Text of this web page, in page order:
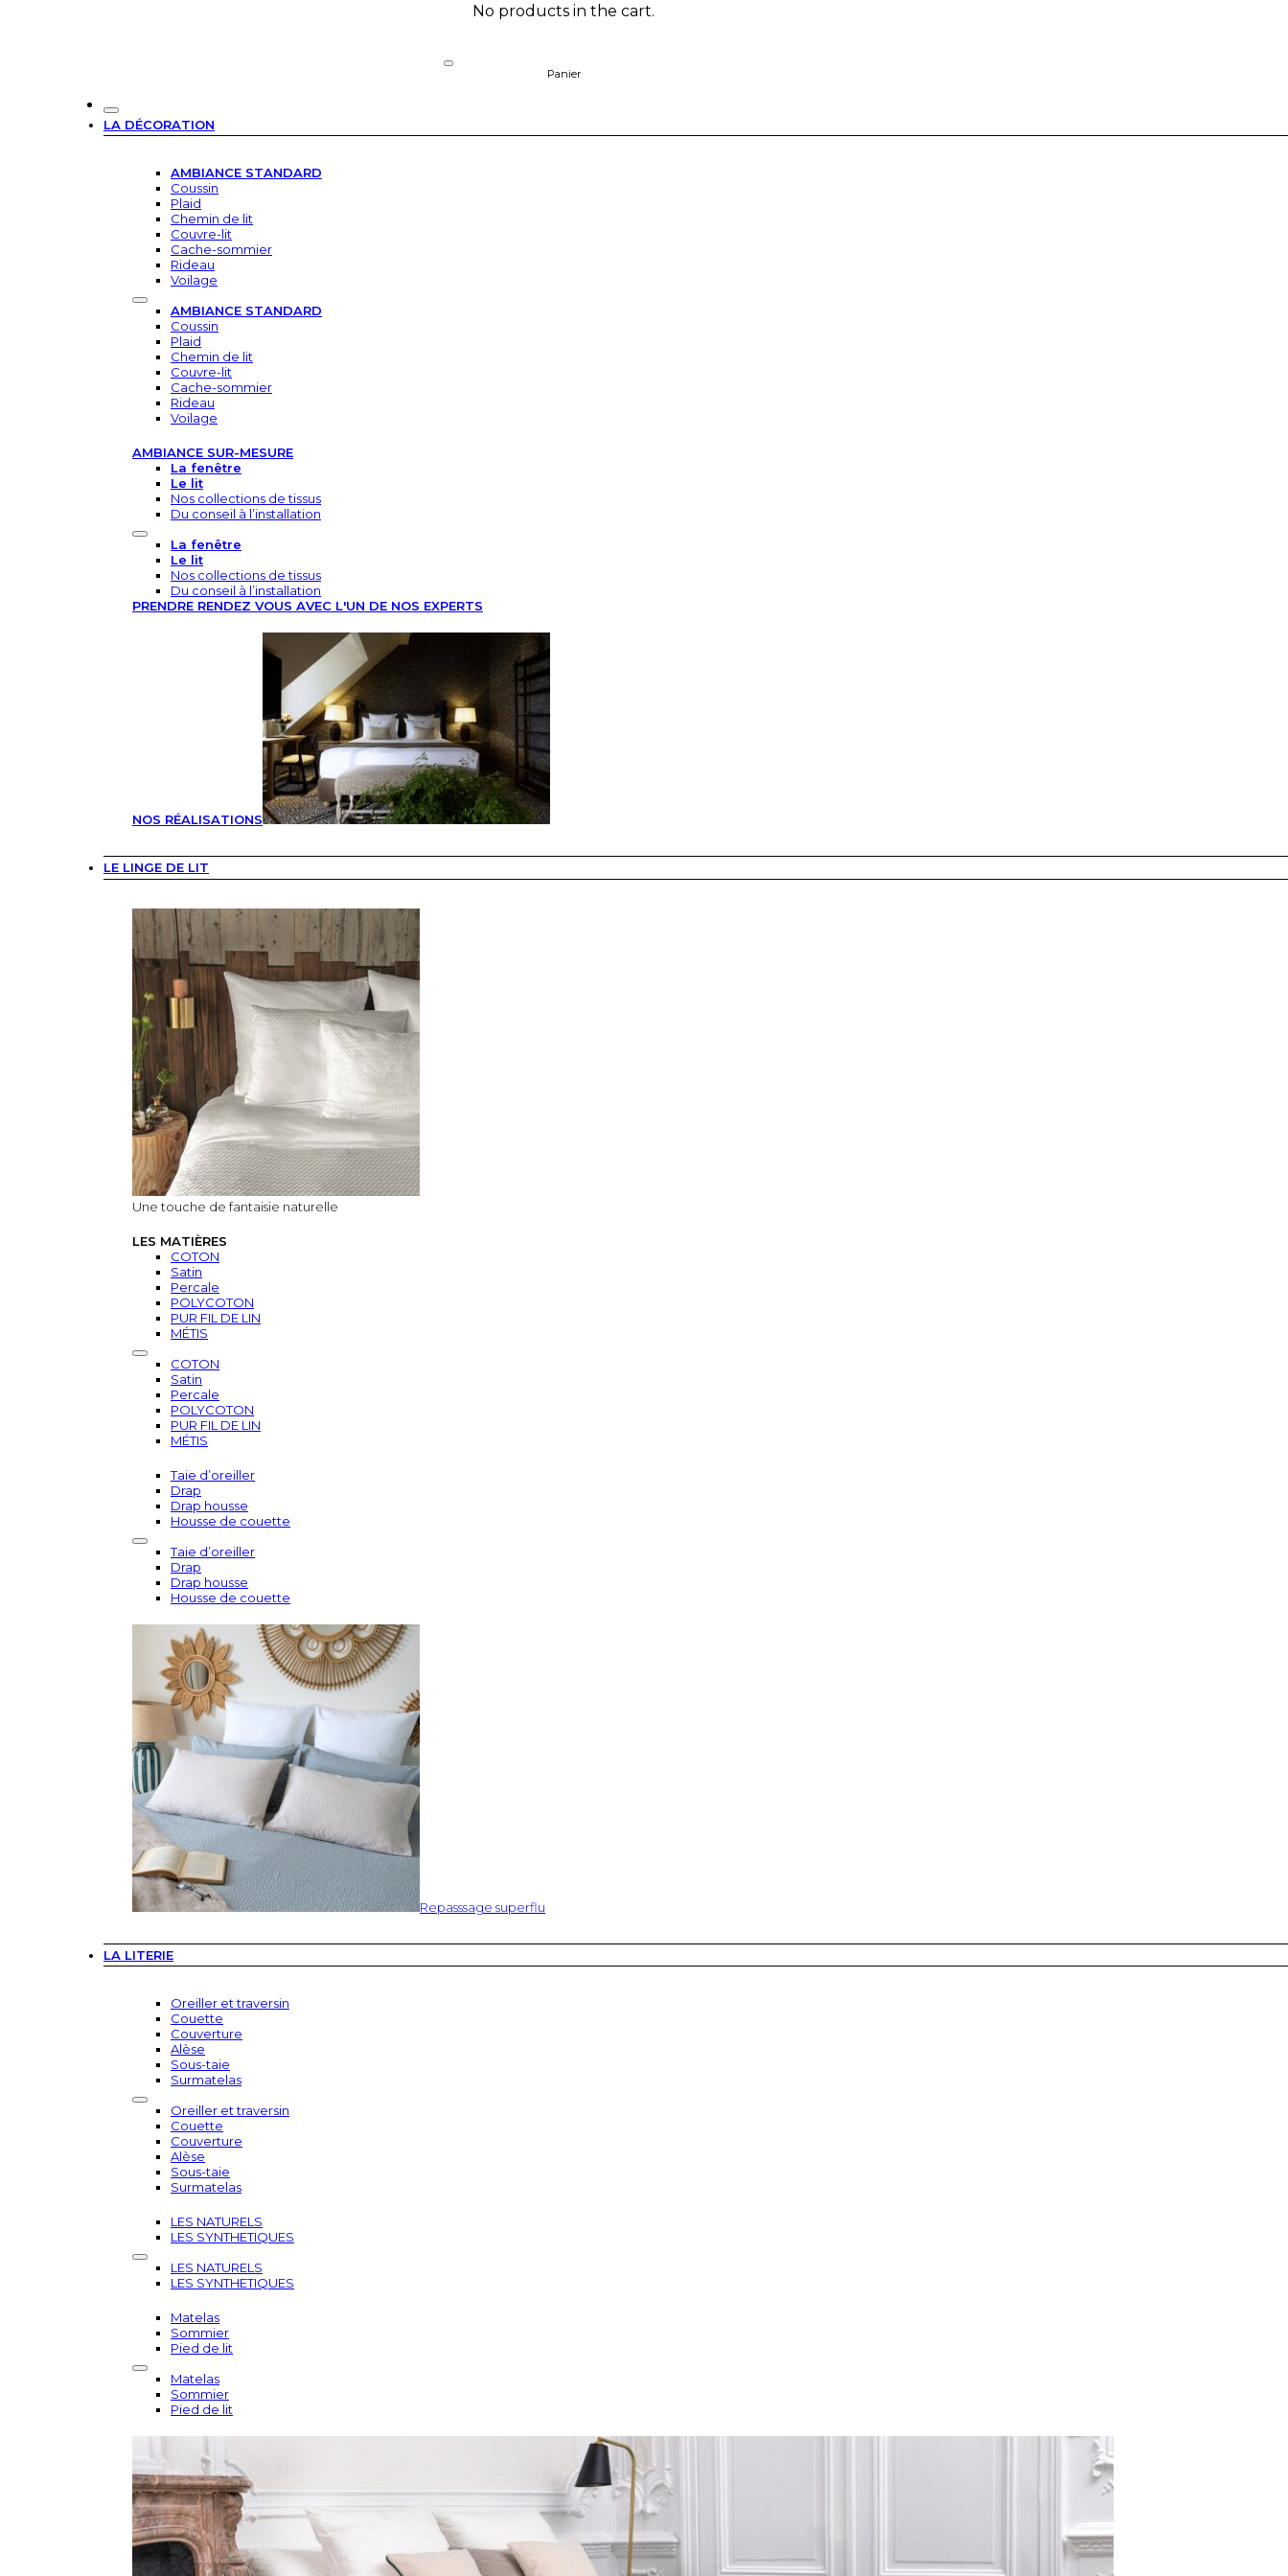
No products in the cart.
Panier
LA DÉCORATION
AMBIANCE STANDARD
Coussin
Plaid
Chemin de lit
Couvre-lit
Cache-sommier
Rideau
Voilage
AMBIANCE STANDARD
Coussin
Plaid
Chemin de lit
Couvre-lit
Cache-sommier
Rideau
Voilage
AMBIANCE SUR-MESURE
La fenêtre
Le lit
Nos collections de tissus
Du conseil à l’installation
La fenêtre
Le lit
Nos collections de tissus
Du conseil à l’installation
PRENDRE RENDEZ VOUS AVEC L'UN DE NOS EXPERTS
NOS RÉALISATIONS
LE LINGE DE LIT
Une touche de fantaisie naturelle
LES MATIÈRES
COTON
Satin
Percale
POLYCOTON
PUR FIL DE LIN
MÉTIS
COTON
Satin
Percale
POLYCOTON
PUR FIL DE LIN
MÉTIS
Taie d’oreiller
Drap
Drap housse
Housse de couette
Taie d’oreiller
Drap
Drap housse
Housse de couette
Repasssage superflu
LA LITERIE
Oreiller et traversin
Couette
Couverture
Alèse
Sous-taie
Surmatelas
Oreiller et traversin
Couette
Couverture
Alèse
Sous-taie
Surmatelas
LES NATURELS
LES SYNTHETIQUES
LES NATURELS
LES SYNTHETIQUES
Matelas
Sommier
Pied de lit
Matelas
Sommier
Pied de lit